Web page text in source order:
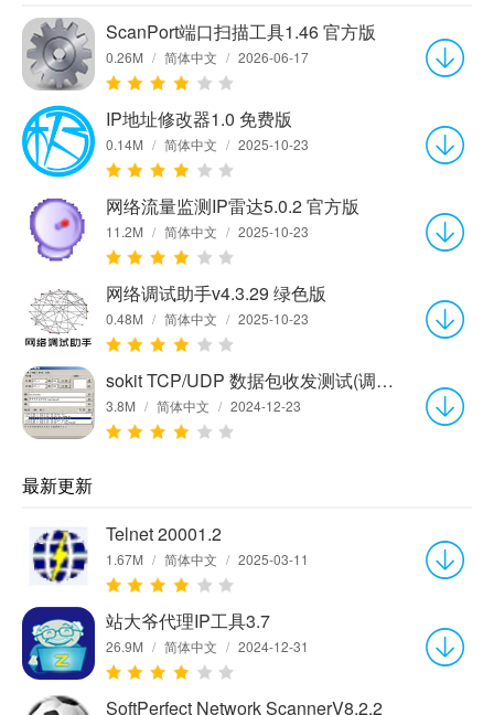
ScanPort端口扫描工具1.46 官方版
0.26M / 简体中文 / 2026-06-17
IP地址修改器1.0 免费版
0.14M / 简体中文 / 2025-10-23
网络流量监测IP雷达5.0.2 官方版
11.2M / 简体中文 / 2025-10-23
网络调试助手v4.3.29 绿色版
0.48M / 简体中文 / 2025-10-23
sokit TCP/UDP 数据包收发测试(调试)工具(Win32)1.3
3.8M / 简体中文 / 2024-12-23
最新更新
Telnet 20001.2
1.67M / 简体中文 / 2025-03-11
站大爷代理IP工具3.7
26.9M / 简体中文 / 2024-12-31
SoftPerfect Network ScannerV8.2.2